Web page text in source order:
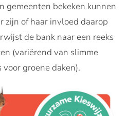
gemeenten bekeken kunnen
zijn of haar invloed daarop
de bank naar een reeks
(variërend van slimme
groene daken).